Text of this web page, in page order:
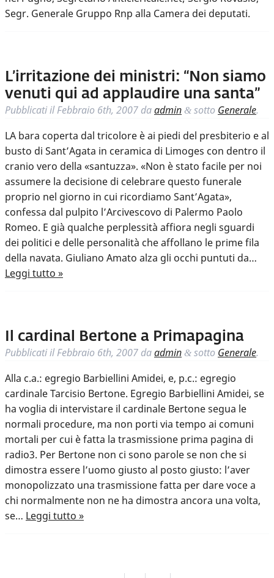
Segr. Generale Gruppo Rnp alla Camera dei deputati.
L’irritazione dei ministri: “Non siamo
venuti qui ad applaudire una santa”
Pubblicati ilFebbraio 6th, 2007 daadmin & sotto Generale.
LA bara coperta dal tricolore è ai piedi del presbiterio e al
busto di Sant’Agata in ceramica di Limoges con dentro il
cranio vero della «santuzza». «Non è stato facile per noi
assumere la decisione di celebrare questo funerale
proprio nel giorno in cui ricordiamo Sant’Agata»,
confessa dal pulpito l’Arcivescovo di Palermo Paolo
Romeo. E già qualche perplessità affiora negli sguardi
dei politici e delle personalità che affollano le prime fila
della navata. Giuliano Amato alza gli occhi puntuti da…
Leggi tutto »
Il cardinal Bertone a Primapagina
Pubblicati ilFebbraio 6th, 2007 daadmin & sotto Generale.
Alla c.a.: egregio Barbiellini Amidei, e, p.c.: egregio
cardinale Tarcisio Bertone. Egregio Barbiellini Amidei, se
ha voglia di intervistare il cardinale Bertone segua le
normali procedure, ma non porti via tempo ai comuni
mortali per cui è fatta la trasmissione prima pagina di
radio3. Per Bertone non ci sono parole se non che si
dimostra essere l’uomo giusto al posto giusto: l’aver
monopolizzato una trasmissione fatta per dare voce a
chi normalmente non ne ha dimostra ancora una volta,
se… Leggi tutto »